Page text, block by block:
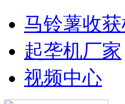
马铃薯收
起垄机厂家
视频中心